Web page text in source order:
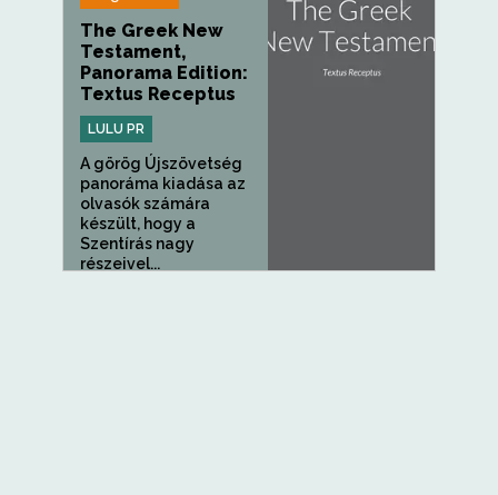
The Greek New
Testament,
Panorama Edition:
Textus Receptus
LULU PR
A görög Újszövetség
panoráma kiadása az
olvasók számára
készült, hogy a
Szentírás nagy
részeivel...